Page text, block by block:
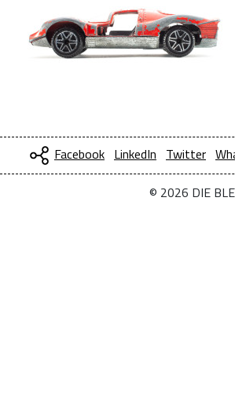
Facebook LinkedIn Twitter
© 2026 DIE